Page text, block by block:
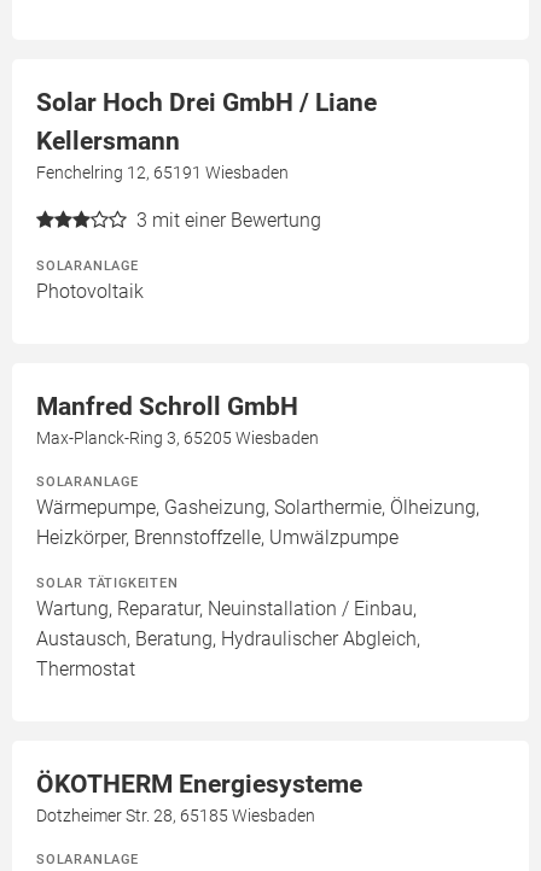
Solar Hoch Drei GmbH / Liane
Kellersmann
Fenchelring 12, 65191 Wiesbaden
3 mit einer Bewertung
SOLARANLAGE
Photovoltaik
Manfred Schroll GmbH
Max-Planck-Ring 3, 65205 Wiesbaden
SOLARANLAGE
Wärmepumpe, Gasheizung, Solarthermie, Ölheizung,
Heizkörper, Brennstoffzelle, Umwälzpumpe
SOLAR TÄTIGKEITEN
Wartung, Reparatur, Neuinstallation / Einbau,
Austausch, Beratung, Hydraulischer Abgleich,
Thermostat
ÖKOTHERM Energiesysteme
Dotzheimer Str. 28, 65185 Wiesbaden
SOLARANLAGE